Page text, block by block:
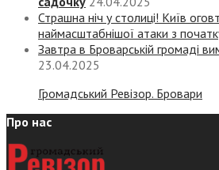
Страшна ніч у столиці! Київ
наймасштабнішої атаки з
Завтра в Броварській громаді
23.04.2025
Громадський Ревізор. Бровари
Про нас